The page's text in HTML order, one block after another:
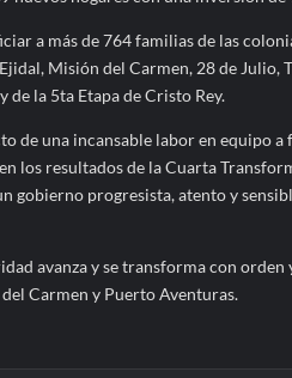
a más de 764 familias de las
Misión del Carmen, 28 de Julio,
de la 5ta Etapa de Cristo Rey.
de una incansable labor en equipo
los resultados de la Cuarta
gobierno progresista, atento y
avanza y se transforma con orden
Carmen y Puerto Aventuras.